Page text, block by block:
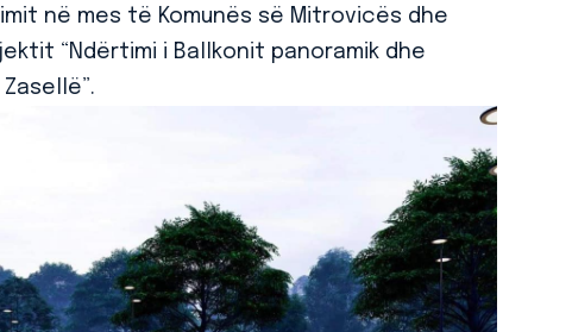
në mes të Komunës së Mitrovicës dhe
“Ndërtimi i Ballkonit panoramik dhe